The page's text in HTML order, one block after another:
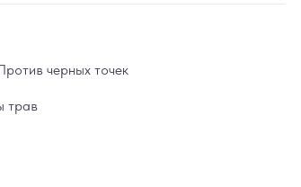
черных точек
трав